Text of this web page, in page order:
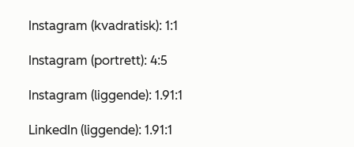
Instagram (kvadratisk): 1:1
Instagram (portrett): 4:5
Instagram (liggende): 1.91:1
LinkedIn (liggende): 1.91:1